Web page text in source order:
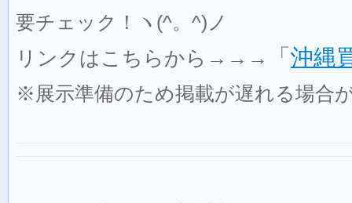
要チェック！ヽ(^。^)ノ
リンクはこちらから→→→ 「 沖縄
※展示準備のため掲載が遅れる場合